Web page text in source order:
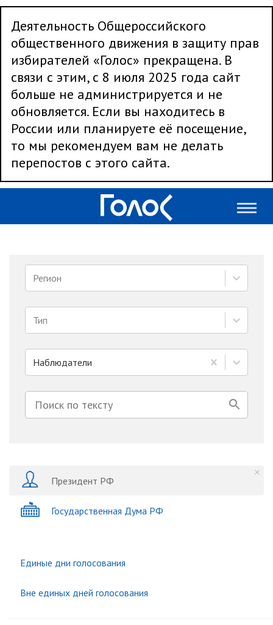
Деятельность Общероссийского
общественного движения в защиту прав
избирателей «Голос» прекращена. В
связи с этим, с 8 июля 2025 года сайт
больше не администрируется и не
обновляется. Если вы находитесь в
России или планируете её посещение,
то мы рекомендуем вам не делать
перепостов с этого сайта.
Регион
Тип
Наблюдатели
Президент РФ
Государственная Дума РФ
Единые дни голосования
Вне единых дней голосования